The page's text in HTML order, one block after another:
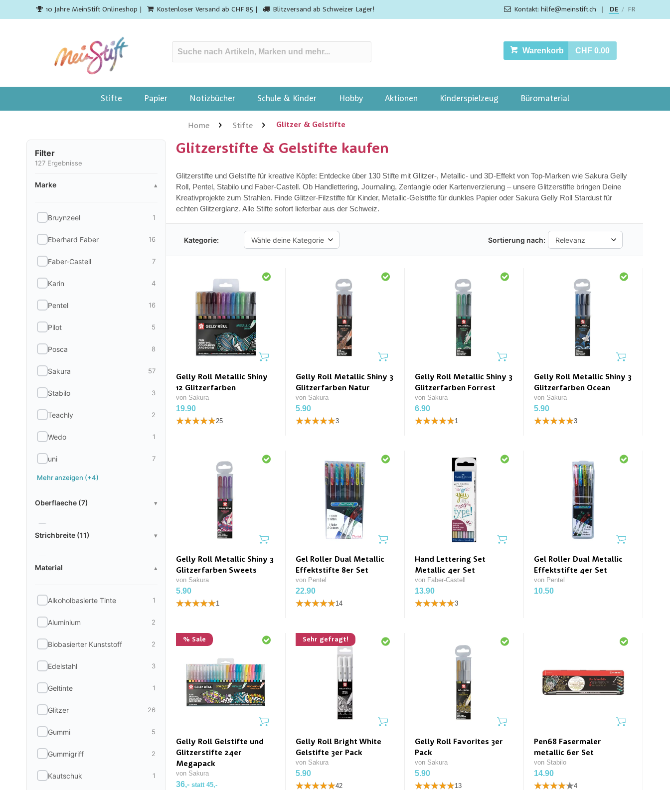
10 Jahre MeinStift Onlineshop | Kostenloser Versand ab CHF 85 | Blitzversand ab Schweizer Lager! Kontakt: hilfe@meinstift.ch DE / FR
Warenkorb CHF 0.00
Stifte Papier Notizbücher Schule & Kinder Hobby Aktionen Kinderspielzeug Büromaterial
Home Stifte Glitzer & Gelstifte
Filter
127 Ergebnisse
Marke
▴
Bruynzeel 1
Eberhard Faber 16
Faber-Castell 7
Karin 4
Pentel 16
Pilot 5
Posca 8
Sakura 57
Stabilo 3
Teachly 2
Wedo 1
uni 7
Mehr anzeigen (+4)
Oberflaeche (7)
▾
Keramik 8
Strichbreite (11)
▾
0.6 1
0.7 23
0.8 3
1 14
1-2 1
1.2 2
1.5 5
3 5
4 1
Material
▴
Alkoholbasierte Tinte 1
Aluminium 2
Biobasierter Kunststoff 2
Edelstahl 3
Geltinte 1
Glitzer 26
Gummi 5
Gummigriff 2
Kautschuk 1
Glitzerstifte & Gelstifte kaufen
Glitzerstifte und Gelstifte für kreative Köpfe: Entdecke über 130 Stifte mit Glitzer-, Metallic- und 3D-Effekt von Top-Marken wie Sakura Gelly
Roll, Pentel, Stabilo und Faber-Castell. Ob Handlettering, Journaling, Zentangle oder Kartenverzierung – unsere Glitzerstifte bringen Deine
Kreativprojekte zum Strahlen. Finde Glitzer-Filzstifte für Kinder, Metallic-Gelstifte für dunkles Papier oder Sakura Gelly Roll Stardust für
echten Glitzerglanz. Alle Stifte sofort lieferbar aus der Schweiz.
Kategorie: Sortierung nach:
Gelly Roll Metallic Shiny
12 Glitzerfarben
von Sakura
19.90
25
Gelly Roll Metallic Shiny 3
Glitzerfarben Natur
von Sakura
5.90
3
Gelly Roll Metallic Shiny 3
Glitzerfarben Forrest
von Sakura
6.90
1
Gelly Roll Metallic Shiny 3
Glitzerfarben Ocean
von Sakura
5.90
3
Gelly Roll Metallic Shiny 3
Glitzerfarben Sweets
von Sakura
5.90
1
Gel Roller Dual Metallic
Effektstifte 8er Set
von Pentel
22.90
14
Hand Lettering Set
Metallic 4er Set
von Faber-Castell
13.90
3
Gel Roller Dual Metallic
Effektstifte 4er Set
von Pentel
10.50
% Sale
Gelly Roll Gelstifte und
Glitzerstifte 24er
Megapack
von Sakura
36,-statt 45,-
Sehr gefragt!
Gelly Roll Bright White
Gelstifte 3er Pack
von Sakura
5.90
42
Gelly Roll Favorites 3er
Pack
von Sakura
5.90
13
Pen68 Fasermaler
metallic 6er Set
von Stabilo
14.90
4